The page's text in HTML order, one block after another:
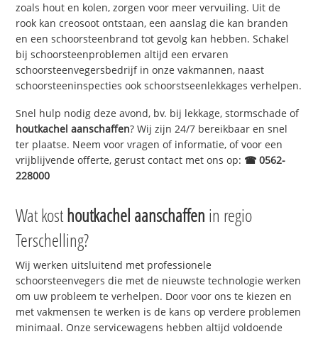
zoals hout en kolen, zorgen voor meer vervuiling. Uit de
rook kan creosoot ontstaan, een aanslag die kan branden
en een schoorsteenbrand tot gevolg kan hebben. Schakel
bij schoorsteenproblemen altijd een ervaren
schoorsteenvegersbedrijf in onze vakmannen, naast
schoorsteeninspecties ook schoorstseenlekkages verhelpen.
Snel hulp nodig deze avond, bv. bij lekkage, stormschade of
houtkachel aanschaffen? Wij zijn 24/7 bereikbaar en snel
ter plaatse. Neem voor vragen of informatie, of voor een
vrijblijvende offerte, gerust contact met ons op: ☎ 0562-
228000
Wat kosthoutkachel aanschaffen in regio
Terschelling?
Wij werken uitsluitend met professionele
schoorsteenvegers die met de nieuwste technologie werken
om uw probleem te verhelpen. Door voor ons te kiezen en
met vakmensen te werken is de kans op verdere problemen
minimaal. Onze servicewagens hebben altijd voldoende